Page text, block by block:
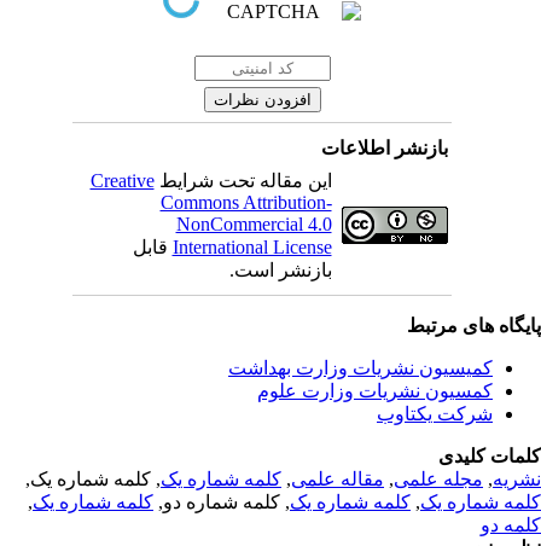
بازنشر اطلاعات
این مقاله تحت شرایطCreative
Commons Attribution-
NonCommercial 4.0
International Licenseقابل
بازنشر است.
های مرتبط
کمیسیون نشریات وزارت بهداشت
کمسیون نشریات وزارت علوم
شرکت یکتاوب
کلیدی
,مجله علمی, مقاله علمی, کلمه شماره یک, کلمه شماره یک,
شماره یک,کلمه شماره یک, کلمه شماره دو,کلمه شماره یک,
دو